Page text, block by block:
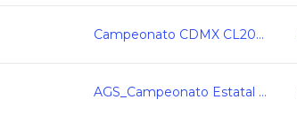
Campeonato CDMX CL2026
AGS_Campeonato Estatal Curso Largo 2026